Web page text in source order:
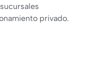
privado.